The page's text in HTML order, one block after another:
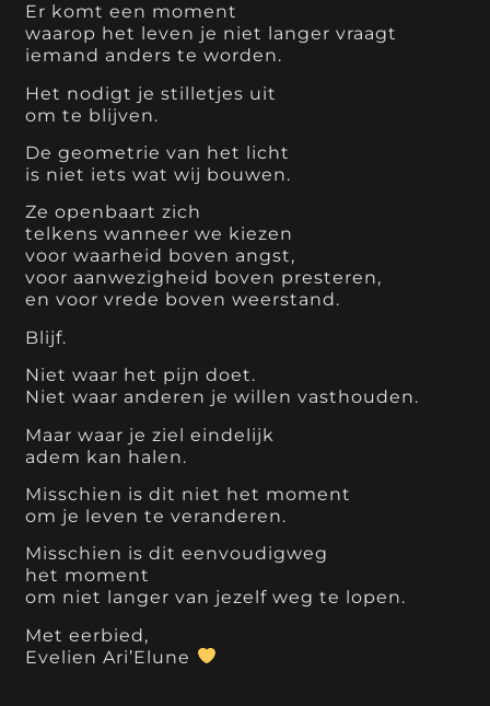
Er komt een moment
waarop het leven je niet langer vraagt
iemand anders te worden.
Het nodigt je stilletjes uit
om te blijven.
De geometrie van het licht
is niet iets wat wij bouwen.
Ze openbaart zich
telkens wanneer we kiezen
voor waarheid boven angst,
voor aanwezigheid boven presteren,
en voor vrede boven weerstand.
Blijf.
Niet waar het pijn doet.
Niet waar anderen je willen vasthouden.
Maar waar je ziel eindelijk
adem kan halen.
Misschien is dit niet het moment
om je leven te veranderen.
Misschien is dit eenvoudigweg
het moment
om niet langer van jezelf weg te lopen.
Met eerbied,
Evelien Ari’Elune